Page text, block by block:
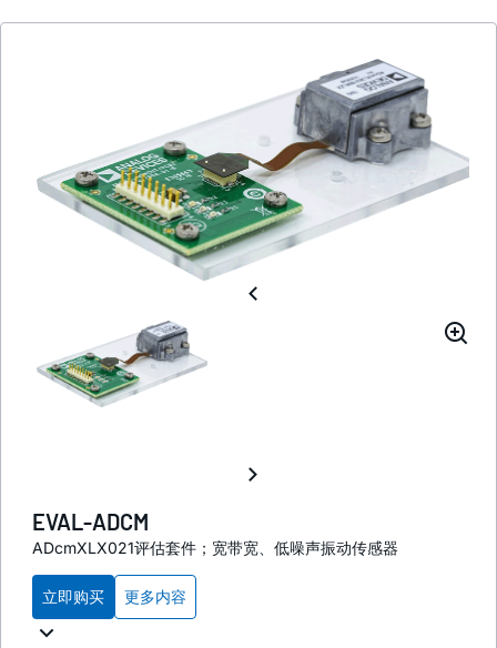
EVAL-ADCM
ADcmXLX021评估套件；宽带宽、低噪声振动传感器
立即购买 更多内容